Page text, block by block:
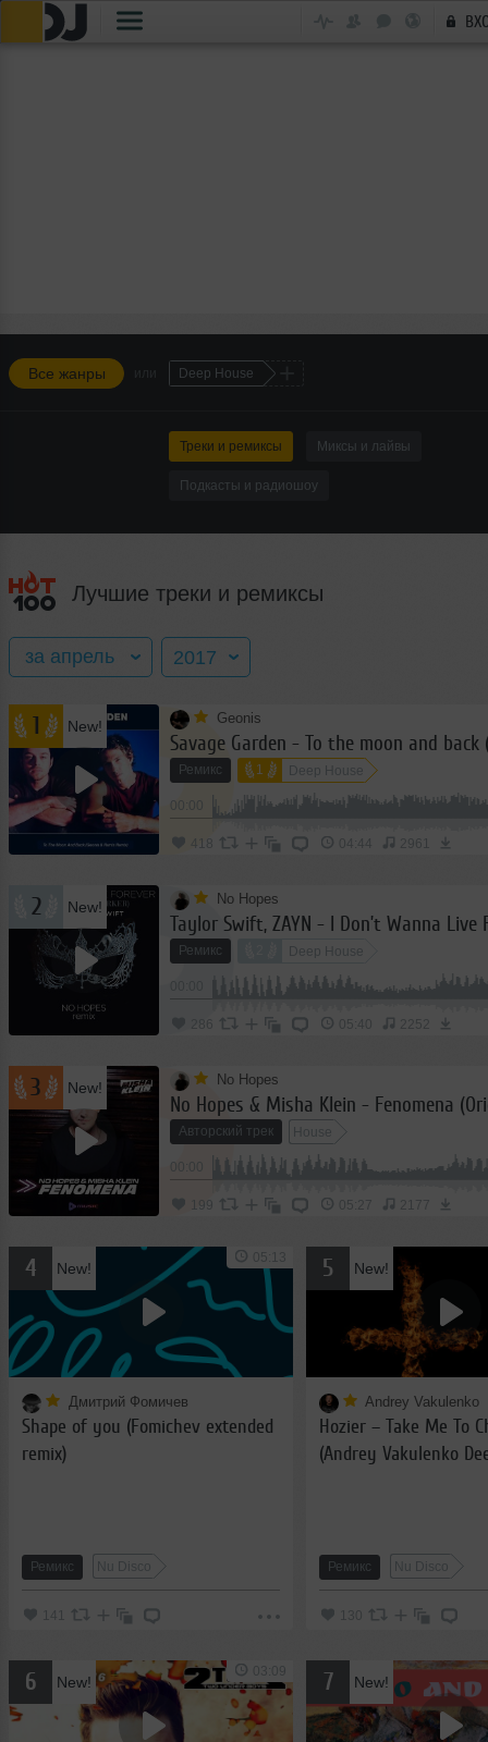
Все жанры Deep House
Треки и ремиксы Миксы и лайвы
Подкасты и радиошоу
Лучшие треки и ремиксы
за апрель
за весь год
январь
февраль
март
май
июнь
сентябрь
октябрь
ноябрь
декабрь
2017
2016
2017
2020
2021
2022
2023
2025
2026
1 New! Geonis
Ремикс 1 Deep House
2961
2 New! No Hopes
Ремикс Deep House
286 05:40 2252
3 New! No Hopes
No Hopes & Misha Klein - Fenomena
Авторский трек House
199 05:27 2177
4 New!
Дмитрий Фомичев
Shape of you (Fomichev extended
remix)
Ремикс Nu Disco
05:13 5 New!
Andrey Vakulenko
Hozier – Take Me To
(Andrey Vakulenko
Ремикс Nu Disco
130
6 New!
03:09 7 New!